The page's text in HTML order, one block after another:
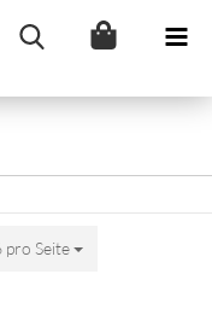
pro Seite
Seite